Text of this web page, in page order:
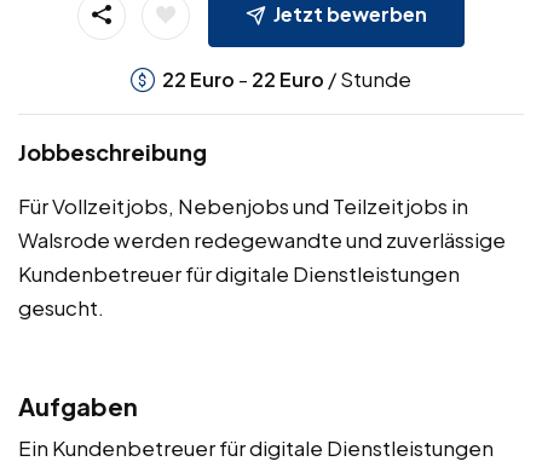
Jetzt bewerben
22 Euro - 22 Euro / Stunde
Jobbeschreibung
Für Vollzeitjobs, Nebenjobs und Teilzeitjobs in
Walsrode werden redegewandte und zuverlässige
Kundenbetreuer für digitale Dienstleistungen
gesucht.
Aufgaben
Ein Kundenbetreuer für digitale Dienstleistungen